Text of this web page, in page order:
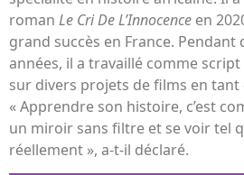
roman Le Cri De L’Innocence en
grand succès en France. Pendant
années, il a travaillé comme
sur divers projets de films en tant
« Apprendre son histoire, c’est
un miroir sans filtre et se voir tel
réellement », a-t-il déclaré.